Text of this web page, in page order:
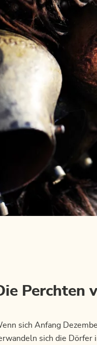
Perchten
sich Anfang
sich die Dörfer